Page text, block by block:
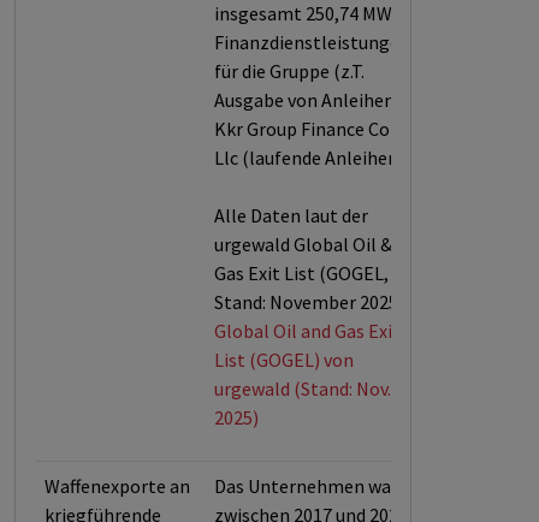
insgesamt 250,74 MW.
Finanzdienstleistungen
für die Gruppe (z.T.
Ausgabe von Anleihen):
Kkr Group Finance Co VI
Llc (laufende Anleihen).
Alle Daten laut der
urgewald Global Oil &
Gas Exit List (GOGEL,
Stand: November 2025).
Global Oil and Gas Exit
List (GOGEL) von
urgewald (Stand: Nov.
2025)
Waffenexporte an
kriegführende
Das Unternehmen war
zwischen 2017 und 2025